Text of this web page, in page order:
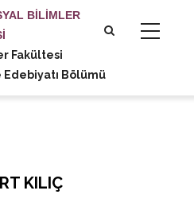
BİLİMLER
Fakültesi
Bölümü
KILIÇ